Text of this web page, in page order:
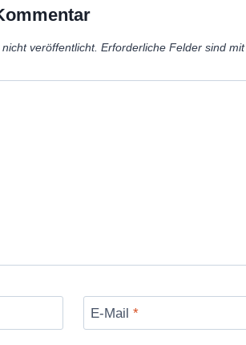
veröffentlicht. Erforderliche Felder sind mit
E-Mail *